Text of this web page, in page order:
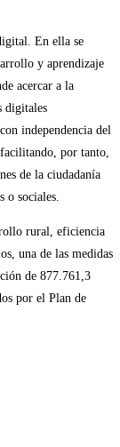
En ella se
y aprendizaje
acercar a la
digitales
independencia del
por tanto,
de la ciudadanía
o sociales.
rural, eficiencia
una de las medidas
de 877.761,3
por el Plan de